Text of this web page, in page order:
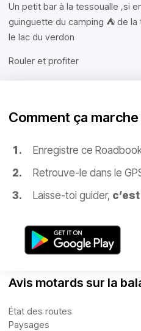
Un petit bar à la tessoualle ,si
guinguette du camping ⛺️ de
le lac du verdon
Rouler et profiter
Comment ça marche
Enregistre ce
Retrouve-le dans le
Laisse-toi guider,
Avis motards sur la
État des routes
Paysages